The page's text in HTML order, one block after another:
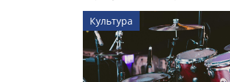
Культура